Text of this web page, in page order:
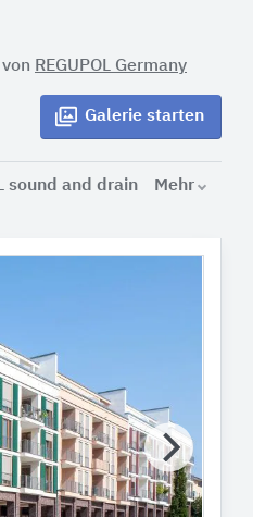
von REGUPOL Germany
Galerie starten
sound and drain Mehr